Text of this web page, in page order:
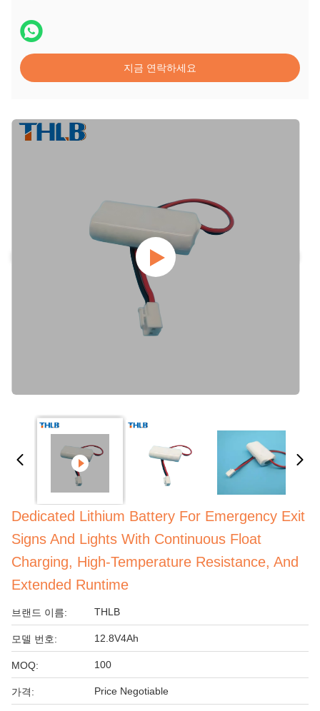
지금 연락하세요
Dedicated Lithium Battery For Emergency Exit
Signs And Lights With Continuous Float
Charging, High-Temperature Resistance, And
Extended Runtime
브랜드 이름: THLB
모델 번호: 12.8V4Ah
MOQ: 100
가격: Price Negotiable